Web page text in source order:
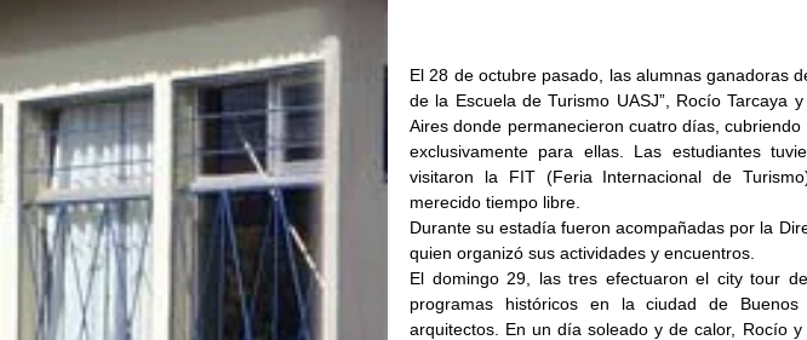
El 28 de octubre pasado, las alumnas ganadoras
de la Escuela de Turismo UASJ”, Rocío Tarcaya
Aires donde permanecieron cuatro días,
exclusivamente para ellas. Las estudiantes
visitaron la FIT (Feria Internacional de
merecido tiempo libre.
Durante su estadía fueron acompañadas por la
quien organizó sus actividades y encuentros.
El domingo 29, las tres efectuaron el city tour
programas históricos en la ciudad de
arquitectos. En un día soleado y de calor, Rocío